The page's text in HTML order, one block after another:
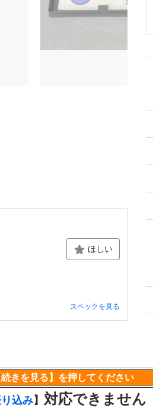
ほしい
スペックを見る